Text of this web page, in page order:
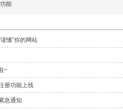
能
懂”你的网站
~
册功能上线
急通知